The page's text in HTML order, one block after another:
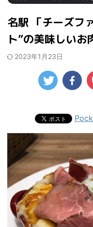
名駅 「チーズフ
ト”の美味しい
2023年1月23日